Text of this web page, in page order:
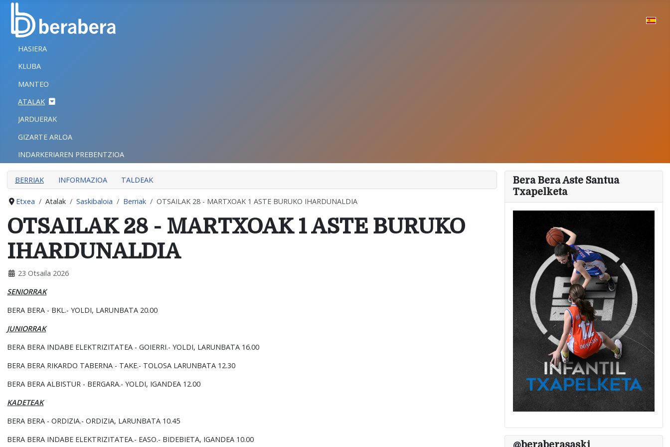
ITXI
HASIERA
KLUBA
MANTEO
ATALAK
JARDUERAK
GIZARTE ARLOA
INDARKERIAREN PREBENTZIOA
HASIERA
KLUBA
MANTEO
ATALAK
JARDUERAK
GIZARTE ARLOA
INDARKERIAREN PREBENTZIOA
BERRIAK INFORMAZIOA TALDEAK
Etxea Atalak Saskibaloia Berriak OTSAILAK 28 - MARTXOAK 1 ASTE BURUKO IHARDUNALDIA
OTSAILAK 28 - MARTXOAK 1 ASTE BURUKO
IHARDUNALDIA
23 Otsaila 2026
SENIORRAK
BERA BERA - BKL.- YOLDI, LARUNBATA 20.00
JUNIORRAK
BERA BERA INDABE ELEKTRIZITATEA - GOIERRI.- YOLDI, LARUNBATA 16.00
BERA BERA RIKARDO TABERNA - TAKE.- TOLOSA LARUNBATA 12.30
BERA BERA ALBISTUR - BERGARA.- YOLDI, IGANDEA 12.00
KADETEAK
BERA BERA - ORDIZIA.- ORDIZIA, LARUNBATA 10.45
BERA BERA INDABE ELEKTRIZITATEA.- EASO.- BIDEBIETA, IGANDEA 10.00
Bera Bera Aste Santua
Txapelketa